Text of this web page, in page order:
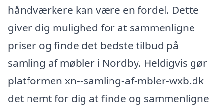
håndværkere kan være en fordel. Dette
giver dig mulighed for at sammenligne
priser og finde det bedste tilbud på
samling af møbler i Nordby. Heldigvis gør
platformen xn--samling-af-mbler-wxb.dk
det nemt for dig at finde og sammenligne